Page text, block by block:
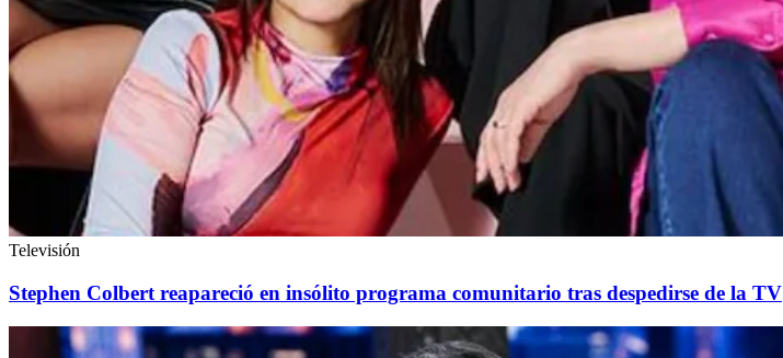
Televisión
Stephen Colbert reapareció en insólito programa comunitario tras despedirse de la TV